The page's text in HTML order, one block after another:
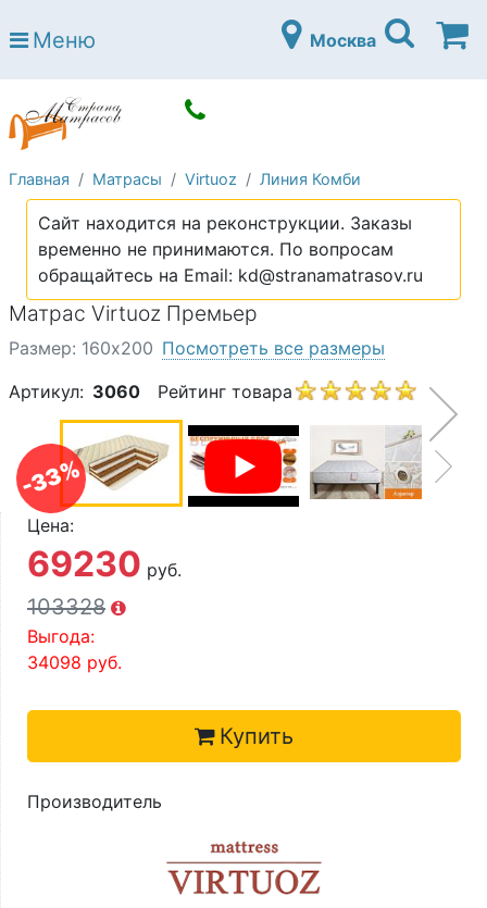
Страна матрасов
Open submenu (Матрасы)
Open submenu (Кровати)
Кровати
Open submenu (Аксессуары)
Open submenu (Диваны)
Диваны
Open submenu (Постельное белье)
Постельное белье
Open submenu (Мебель)
Мебель
Open submenu (Основания)
Основания
Open submenu (Детские матрасы)
Open submenu (Детские кровати)
Open submenu (Шкафы)
Шкафы
О компании
Доставка по городу
Меню Москва
Главная Матрасы Virtuoz Линия Комби
Сайт находится на реконструкции. Заказы
временно не принимаются. По вопросам
обращайтесь на Email: kd@stranamatrasov.ru
Матрас Virtuoz Премьер
-33%
Размер: 160х200 Посмотреть все размеры
Артикул: 3060 Рейтинг товара
Цена:
69230 руб.
103328
Выгода:
34098 руб.
Купить
Производитель